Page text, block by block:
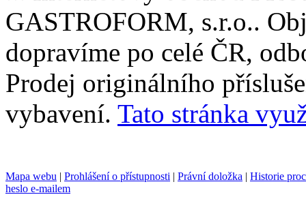
GASTROFORM, s.r.o..
dopravíme po celé ČR,
Prodej originálního
vybavení. Tato stránka
Mapa webu | Prohlášení o přístupnosti | Právní doložka | Historie
heslo e-mailem